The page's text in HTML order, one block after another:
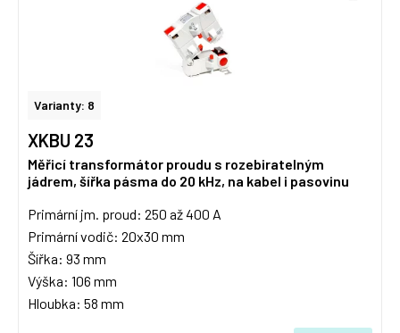
Varianty: 8
XKBU 23
Měřicí transformátor proudu s rozebiratelným
jádrem, šířka pásma do 20 kHz, na kabel i pasovinu
Primární jm. proud: 250 až 400 A
Primární vodič: 20x30 mm
Šířka: 93 mm
Výška: 106 mm
Hloubka: 58 mm